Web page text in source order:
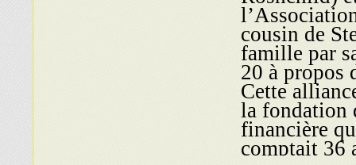
cousin de
famille par
20 à propos
Cette
la fondation
financière
comptait 36